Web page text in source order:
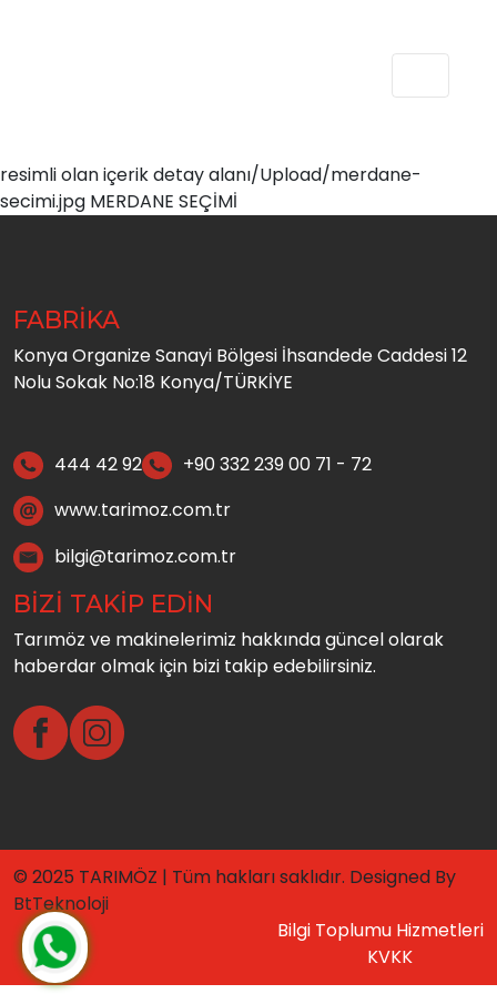
resimli olan içerik detay alanı/Upload/merdane-
secimi.jpg MERDANE SEÇİMİ
FABRİKA
Konya Organize Sanayi Bölgesi İhsandede Caddesi 12
Nolu Sokak No:18 Konya/TÜRKİYE
444 42 92
+90 332 239 00 71 - 72
www.tarimoz.com.tr
bilgi@tarimoz.com.tr
BİZİ TAKİP EDİN
Tarımöz ve makinelerimiz hakkında güncel olarak
haberdar olmak için bizi takip edebilirsiniz.
© 2025 TARIMÖZ | Tüm hakları saklıdır. Designed By
BtTeknoloji
Bilgi Toplumu Hizmetleri
KVKK